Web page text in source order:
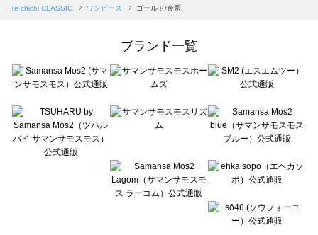
Samansa Mos2 blue（サマンサモスモス ブルー）のワンピース一覧
sō4ū（ソウフォーユー）のワンピース一覧
Te chichi（テチチ）のワンピース一覧
Te chichi CLASSIC（テチチ クラシック）のワンピース一覧
Lugnoncure（ルノンキュール）のワンピース一覧
BETTY'S BLUE（べティーズブルー）のワンピース一覧
Wpc.（ワールドパーティー）のワンピース一覧
Te chichi CLASSIC ワンピース ゴールド/金系
ブランド一覧